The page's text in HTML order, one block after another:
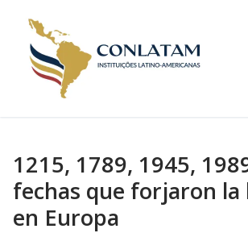
1215, 1789, 1945,
fechas que forjaron
en Europa